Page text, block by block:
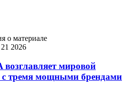
о материале
2026
мировой
тремя мощными брендами